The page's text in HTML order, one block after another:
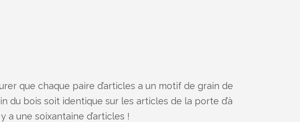
que chaque paire d’articles a un motif de grain de
du bois soit identique sur les articles de la porte d’à
a une soixantaine d’articles !